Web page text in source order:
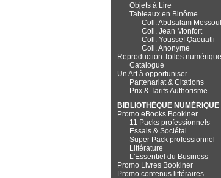
Objets à Lire
Tableaux en Binôme
Coll. Abdsalam
Coll. Jean Monfort
Coll. Youssef Qaouatli
Coll. Anonyme
Reproduction Toiles
Catalogue
Un Art à opportuniser
Partenariat & Citations
Prix & Tarifs Authorisme
BIBLIOTHÈQUE NUMÉRIQUE
Promo eBooks Bookiner
11 Packs professionnels
Essais & Sociétal
Super Pack professionnel
Littérature
L'Essentiel du Business
Promo Livres Bookiner
Promo contenus littéraires